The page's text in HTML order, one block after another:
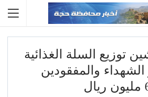
توزيع السلة الغذائية
والمفقودين